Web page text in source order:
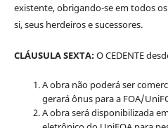
existente, obrigando-se em todos
si, seus herdeiros e sucessores.
CLÁUSULA SEXTA:O CEDENTE
A obra não poderá ser
gerará ônus para a FOA/
A obra será disponibilizada